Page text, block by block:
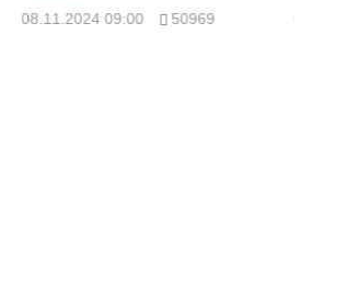
08.11.2024 09:00 50969